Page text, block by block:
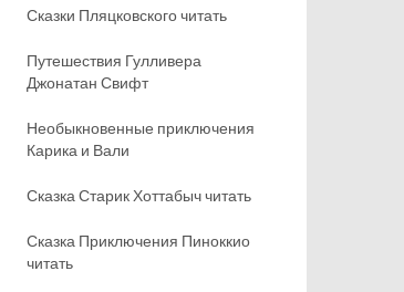
Сказки Пляцковского читать
Путешествия Гулливера
Джонатан Свифт
Необыкновенные приключения
Карика и Вали
Сказка Старик Хоттабыч читать
Сказка Приключения Пиноккио
читать